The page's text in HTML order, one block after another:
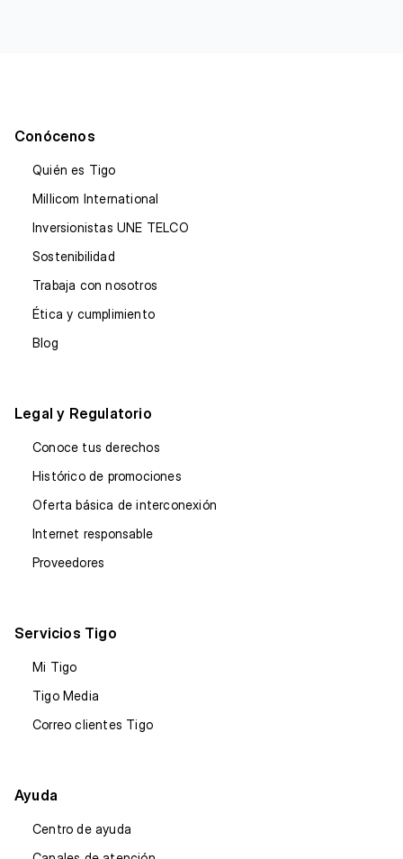
Conócenos
Quién es Tigo
Millicom International
Inversionistas UNE TELCO
Sostenibilidad
Trabaja con nosotros
Ética y cumplimiento
Blog
Legal y Regulatorio
Conoce tus derechos
Histórico de promociones
Oferta básica de interconexión
Internet responsable
Proveedores
Servicios Tigo
Mi Tigo
Tigo Media
Correo clientes Tigo
Ayuda
Centro de ayuda